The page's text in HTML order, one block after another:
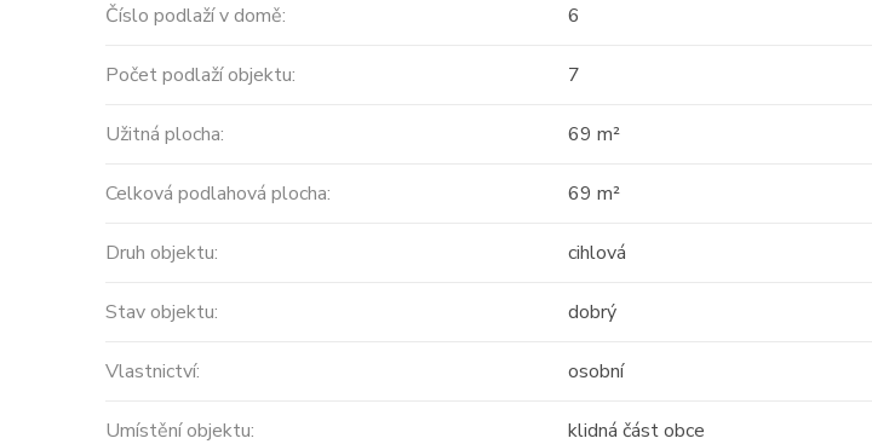
Číslo podlaží v domě: 6
Počet podlaží objektu: 7
Užitná plocha: 69 m²
Celková podlahová plocha: 69 m²
Druh objektu: cihlová
Stav objektu: dobrý
Vlastnictví: osobní
Umístění objektu: klidná část obce